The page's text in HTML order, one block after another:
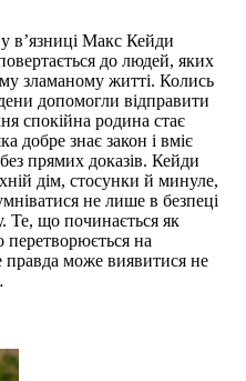
в’язниці Макс Кейди
до людей, яких
зламаному житті. Колись
допомогли відправити
спокійна родина стає
добре знає закон і вміє
прямих доказів. Кейди
дім, стосунки й минуле,
не лише в безпеці
Те, що починається як
перетворюється на
правда може виявитися не